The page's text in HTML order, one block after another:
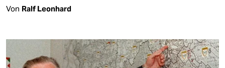
Von Ralf Leonhard